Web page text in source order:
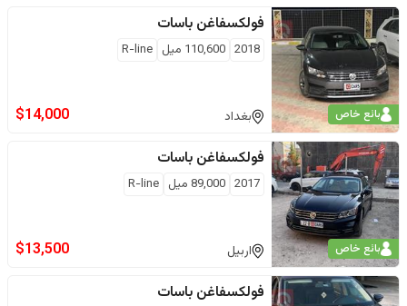
بائع خاص
فولكسفاغن باسات
2018
110,600 ميل R-line
بغداد $14,000
بائع خاص
فولكسفاغن باسات
2017
89,000 ميل R-line
اربيل $13,500
فولكسفاغن باسات